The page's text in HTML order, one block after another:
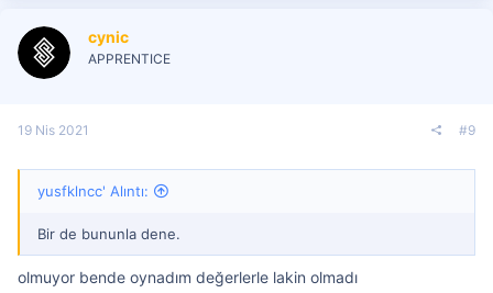
cynic
APPRENTICE
19 Nis 2021 #9
yusfklncc' Alıntı:
Bir de bununla dene.
olmuyor bende oynadım değerlerle lakin olmadı